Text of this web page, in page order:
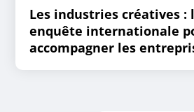
Les industries créatives :
enquête internationale
accompagner les